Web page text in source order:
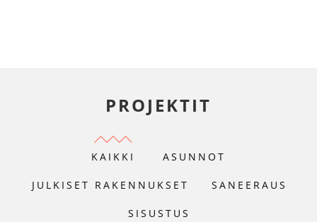
PROJEKTIT
KAIKKI ASUNNOT
JULKISET RAKENNUKSET SANEERAUS
SISUSTUS